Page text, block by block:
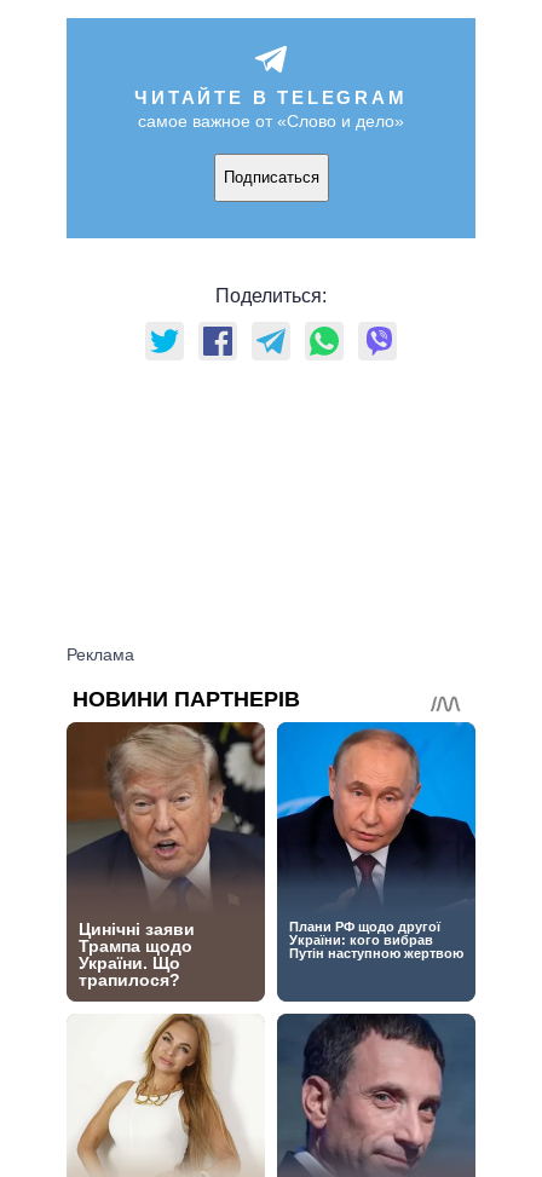
ЧИТАЙТЕ В TELEGRAM
самое важное от «Слово и дело»
Подписаться
Поделиться: